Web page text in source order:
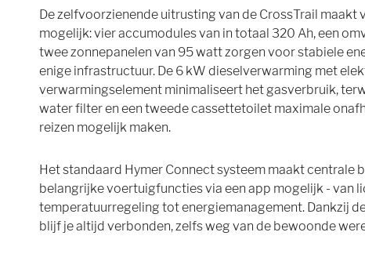
De zelfvoorzienende uitrusting van de CrossTrail maakt
mogelijk: vier accumodules van in totaal 320 Ah, een
twee zonnepanelen van 95 watt zorgen voor stabiele
enige infrastructuur. De 6 kW dieselverwarming met
verwarmingselement minimaliseert het gasverbruik,
water filter en een tweede cassettetoilet maximale
reizen mogelijk maken.
Het standaard Hymer Connect systeem maakt centrale
belangrijke voertuigfuncties via een app mogelijk - van
temperatuurregeling tot energiemanagement. Dankzij
blijf je altijd verbonden, zelfs weg van de bewoonde